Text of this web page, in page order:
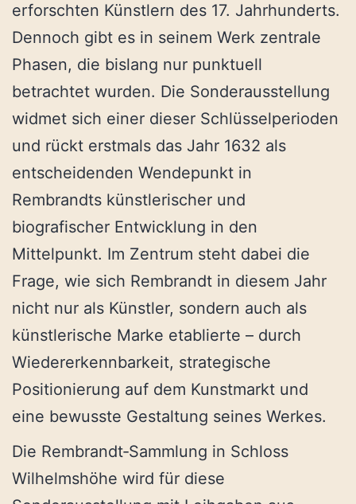
erforschten Künstlern des 17. Jahrhunderts.
Dennoch gibt es in seinem Werk zentrale
Phasen, die bislang nur punktuell
betrachtet wurden. Die Sonderausstellung
widmet sich einer dieser Schlüsselperioden
und rückt erstmals das Jahr 1632 als
entscheidenden Wendepunkt in
Rembrandts künstlerischer und
biografischer Entwicklung in den
Mittelpunkt. Im Zentrum steht dabei die
Frage, wie sich Rembrandt in diesem Jahr
nicht nur als Künstler, sondern auch als
künstlerische Marke etablierte – durch
Wiedererkennbarkeit, strategische
Positionierung auf dem Kunstmarkt und
eine bewusste Gestaltung seines Werkes.
Die Rembrandt‐Sammlung in Schloss
Wilhelmshöhe wird für diese